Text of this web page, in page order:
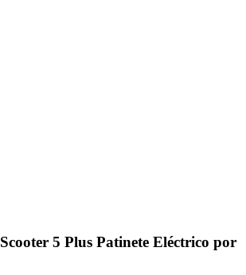
5 Plus Patinete Eléctrico por